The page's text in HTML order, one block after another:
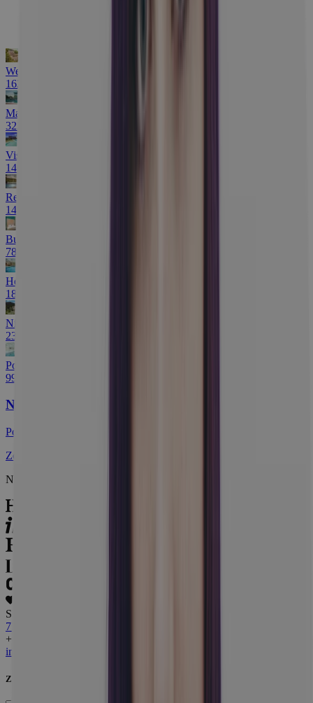
Wellness pobyt v rozprávkových Bojniciach
162 €
Maďarské kúpele: Termálne bazény a sauny
322 €
Visegrád s wellness, rytiermi aj vínom
140 €
Relax pri Bojniciach s bazénom a vírivkou
144 €
Budapešť priamo v centre v novom hoteli
78 €
Hévíz blízko termálneho jazera s wellness
188 €
Nízke Tatry: Pobyt s bazénom neobmedzene
236 €
Pobyt s aquaparkom a masážou + galéria
99 €
Nevybrali ste si?
Pozrite sa na ďalšie výhodné ponuky!
Zobraziť ďalšie ponuky
Napísali o nás
Spoločne sme už vybrali
77 137 € na dobročinné projekty
+421 233 006 990
info@travelking.sk
Zadajte e-mail pre odber noviniek